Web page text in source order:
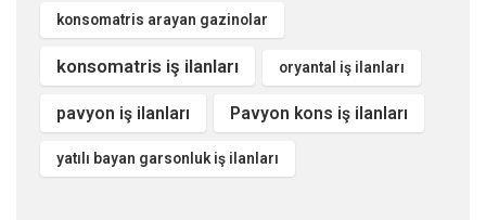
konsomatris arayan gazinolar
konsomatris iş ilanları oryantal iş ilanları
pavyon iş ilanları Pavyon kons iş ilanları
yatılı bayan garsonluk iş ilanları